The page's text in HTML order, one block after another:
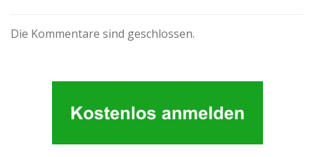
Die Kommentare sind geschlossen.